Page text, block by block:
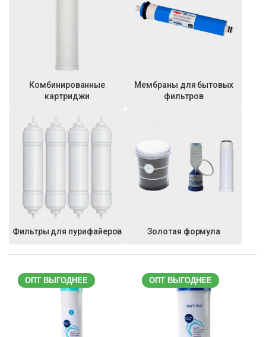
Комбинированные
картриджи
Мембраны для бытовых
фильтров
Фильтры для пурифайеров Золотая формула
ОПТ ВЫГОДНЕЕ ОПТ ВЫГОДНЕЕ